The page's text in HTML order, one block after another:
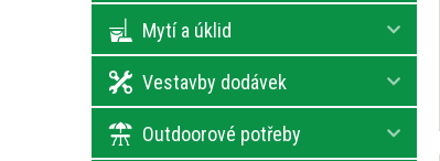
Mytí a úklid
Vestavby dodávek
Outdoorové potřeby